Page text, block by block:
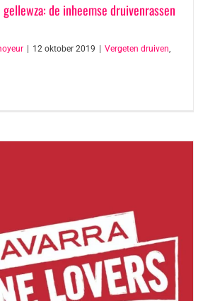
de inheemse druivenrassen
12 oktober 2019 Vergeten druiven,